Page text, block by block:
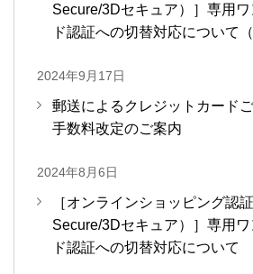
Secure/3Dセキュア）］専用
ド認証への切替対応について（
2024年9月17日
郵送によるクレジットカード
手数料改定のご案内
2024年8月6日
［オンラインショッピング認
Secure/3Dセキュア）］専用
ド認証への切替対応について